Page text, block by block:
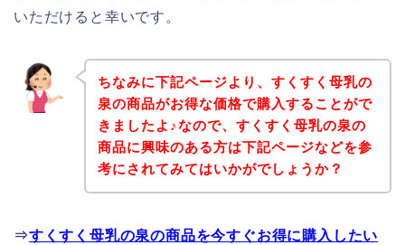
いただけると幸いです。
ちなみに下記ページより、すくすく母乳の
泉の商品がお得な価格で購入することがで
きましたよ♪なので、すくすく母乳の泉の
商品に興味のある方は下記ページなどを参
考にされてみてはいかがでしょうか？
⇒すくすく母乳の泉の商品を今すぐお得に購入したい